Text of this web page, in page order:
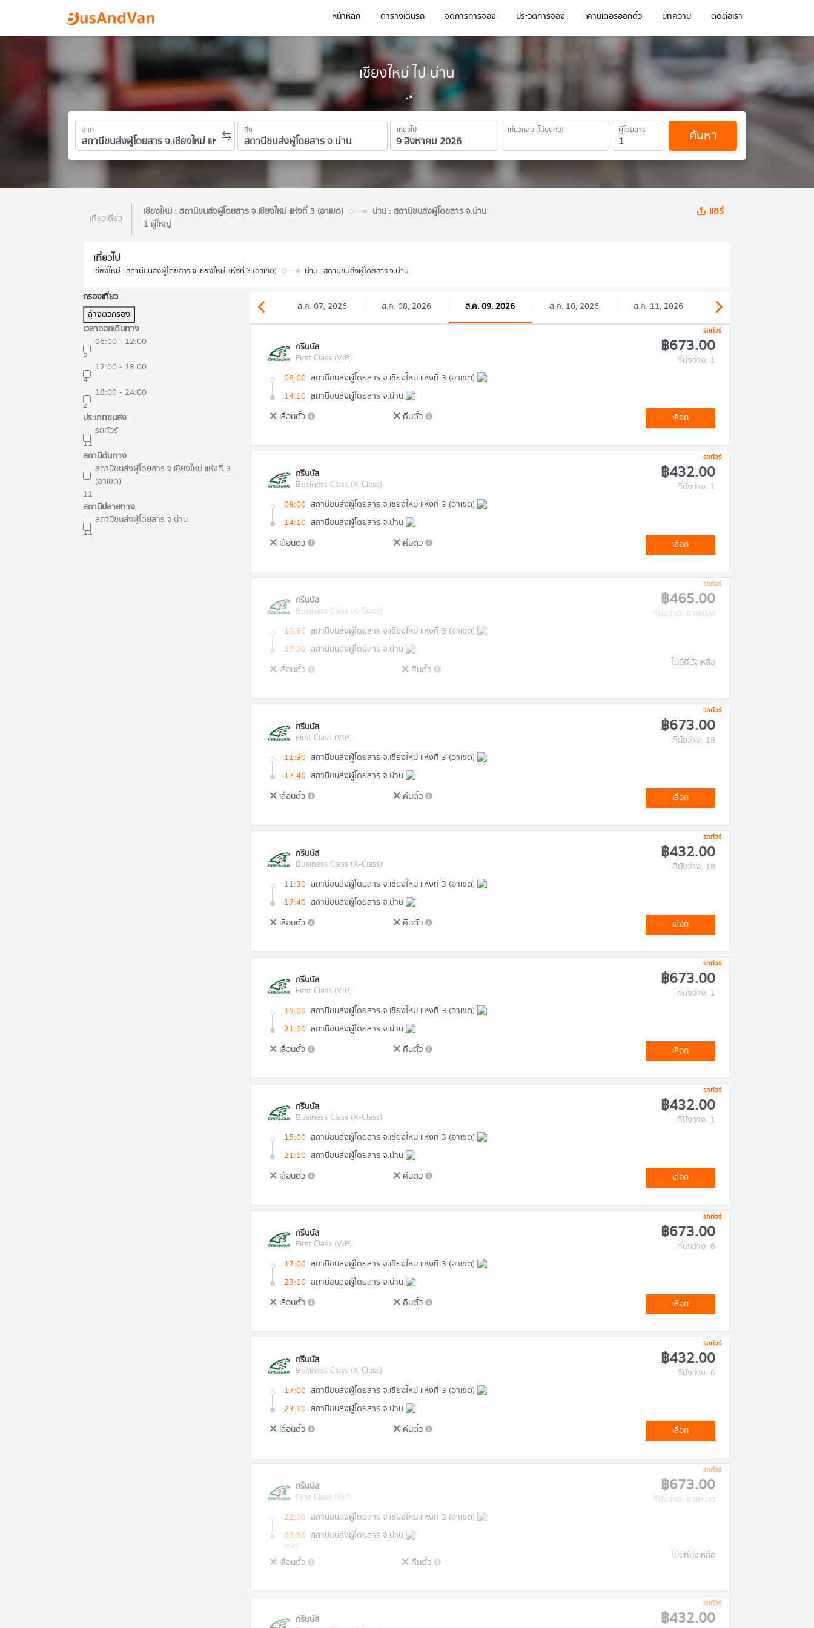
เชียงใหม่ ไป น่าน
จาก ถึง เที่ยวไป เที่ยวกลับ (ไม่บังคับ) ผู้โดยสาร ค้นหา
หน้าหลัก ตารางเดินรถ จัดการการจอง ประวัติการจอง เคาน์เตอร์ออกตั๋ว บทความ ติดต่อเรา
เที่ยวเดียว
เชียงใหม่ : สถานีขนส่งผู้โดยสาร จ.เชียงใหม่ แห่งที่ 3 (อาเขต)
น่าน : สถานีขนส่งผู้โดยสาร จ.น่าน
1 ผู้ใหญ่
แชร์
เที่ยวไป
เชียงใหม่ : สถานีขนส่งผู้โดยสาร จ.เชียงใหม่ แห่งที่ 3 (อาเขต) น่าน : สถานีขนส่งผู้โดยสาร จ.น่าน
กรองเที่ยว
ล้างตัวกรอง
เวลาออกเดินทาง
06:00 - 12:00
5
12:00 - 18:00
4
18:00 - 24:00
2
ประเภทขนส่ง
รถทัวร์
11
สถานีต้นทาง
สถานีขนส่งผู้โดยสาร จ.เชียงใหม่ แห่งที่ 3
(อาเขต)
11
สถานีปลายทาง
สถานีขนส่งผู้โดยสาร จ.น่าน
11
ส.ค. 07, 2026 ส.ค. 08, 2026 ส.ค. 09, 2026 ส.ค. 10, 2026 ส.ค. 11, 2026
รถทัวร์
กรีนบัส
First Class (VIP)
฿673.00
ที่นั่งว่าง: 1
08:00 สถานีขนส่งผู้โดยสาร จ.เชียงใหม่ แห่งที่ 3 (อาเขต)
14:10 สถานีขนส่งผู้โดยสาร จ.น่าน
เลื่อนตั๋ว
คืนตั๋ว เลือก
รถทัวร์
กรีนบัส
Business Class (X-Class)
฿432.00
ที่นั่งว่าง: 1
08:00 สถานีขนส่งผู้โดยสาร จ.เชียงใหม่ แห่งที่ 3 (อาเขต)
14:10 สถานีขนส่งผู้โดยสาร จ.น่าน
เลื่อนตั๋ว
คืนตั๋ว เลือก
รถทัวร์
กรีนบัส
Business Class (X-Class)
฿465.00
ที่นั่งว่าง: ขายหมด
10:30 สถานีขนส่งผู้โดยสาร จ.เชียงใหม่ แห่งที่ 3 (อาเขต)
17:30 สถานีขนส่งผู้โดยสาร จ.น่าน
เลื่อนตั๋ว
คืนตั๋ว
ไม่มีที่นั่งเหลือ
รถทัวร์
กรีนบัส
First Class (VIP)
฿673.00
ที่นั่งว่าง: 18
11:30 สถานีขนส่งผู้โดยสาร จ.เชียงใหม่ แห่งที่ 3 (อาเขต)
17:40 สถานีขนส่งผู้โดยสาร จ.น่าน
เลื่อนตั๋ว
คืนตั๋ว เลือก
รถทัวร์
กรีนบัส
Business Class (X-Class)
฿432.00
ที่นั่งว่าง: 18
11:30 สถานีขนส่งผู้โดยสาร จ.เชียงใหม่ แห่งที่ 3 (อาเขต)
17:40 สถานีขนส่งผู้โดยสาร จ.น่าน
เลื่อนตั๋ว
คืนตั๋ว เลือก
รถทัวร์
กรีนบัส
First Class (VIP)
฿673.00
ที่นั่งว่าง: 1
15:00 สถานีขนส่งผู้โดยสาร จ.เชียงใหม่ แห่งที่ 3 (อาเขต)
21:10 สถานีขนส่งผู้โดยสาร จ.น่าน
เลื่อนตั๋ว
คืนตั๋ว เลือก
รถทัวร์
กรีนบัส
Business Class (X-Class)
฿432.00
ที่นั่งว่าง: 1
15:00 สถานีขนส่งผู้โดยสาร จ.เชียงใหม่ แห่งที่ 3 (อาเขต)
21:10 สถานีขนส่งผู้โดยสาร จ.น่าน
เลื่อนตั๋ว
คืนตั๋ว เลือก
รถทัวร์
กรีนบัส
First Class (VIP)
฿673.00
ที่นั่งว่าง: 6
17:00 สถานีขนส่งผู้โดยสาร จ.เชียงใหม่ แห่งที่ 3 (อาเขต)
23:10 สถานีขนส่งผู้โดยสาร จ.น่าน
เลื่อนตั๋ว
คืนตั๋ว เลือก
รถทัวร์
กรีนบัส
Business Class (X-Class)
฿432.00
ที่นั่งว่าง: 6
17:00 สถานีขนส่งผู้โดยสาร จ.เชียงใหม่ แห่งที่ 3 (อาเขต)
23:10 สถานีขนส่งผู้โดยสาร จ.น่าน
เลื่อนตั๋ว
คืนตั๋ว เลือก
รถทัวร์
กรีนบัส
First Class (VIP)
฿673.00
ที่นั่งว่าง: ขายหมด
22:30 สถานีขนส่งผู้โดยสาร จ.เชียงใหม่ แห่งที่ 3 (อาเขต)
03:50 สถานีขนส่งผู้โดยสาร จ.น่าน
(+1d)
เลื่อนตั๋ว คืนตั๋ว
ไม่มีที่นั่งเหลือ
รถทัวร์
กรีนบัส
฿432.00